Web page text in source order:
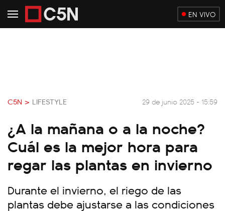
EN VIVO
C5N > LIFESTYLE 29 de junio 2025 - 15:59
¿A la mañana o a la noche?
Cuál es la mejor hora para
regar las plantas en invierno
Durante el invierno, el riego de las
plantas debe ajustarse a las condiciones